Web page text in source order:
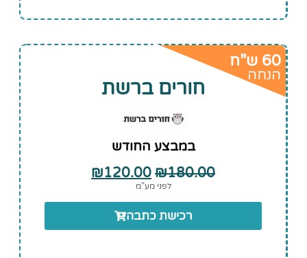
60 ש”ח
הנחה
חורים ברשת
במבצע החודש
₪180.00
₪120.00
לפני מע”מ
רכישת כתבה